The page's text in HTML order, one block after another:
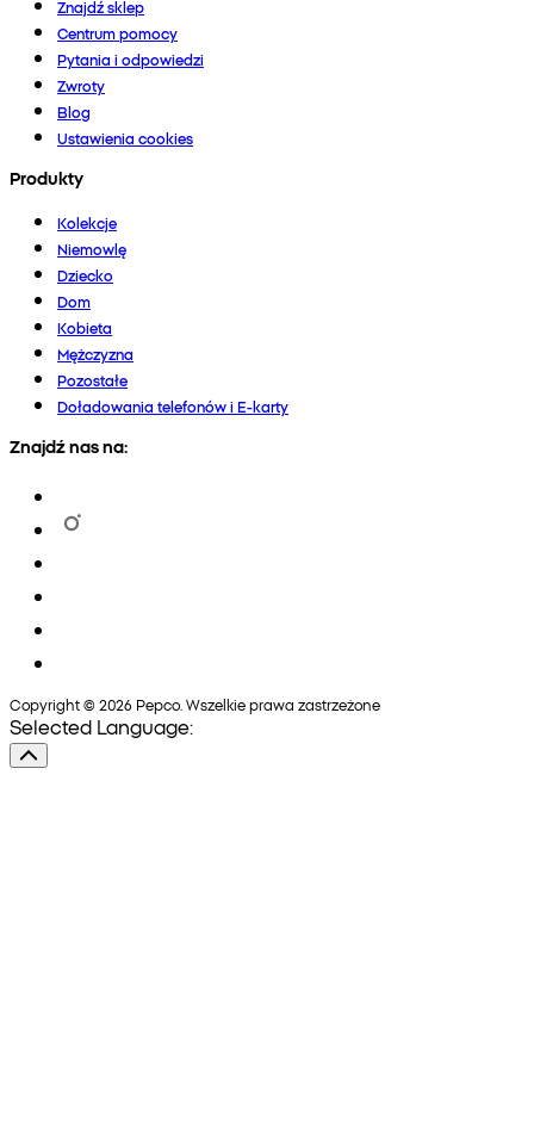
Znajdź sklep
Centrum pomocy
Pytania i odpowiedzi
Zwroty
Blog
Ustawienia cookies
Produkty
Kolekcje
Niemowlę
Dziecko
Dom
Kobieta
Mężczyzna
Pozostałe
Doładowania telefonów i E-karty
Znajdź nas na:
Copyright © 2026 Pepco. Wszelkie prawa zastrzeżone
Selected Language: